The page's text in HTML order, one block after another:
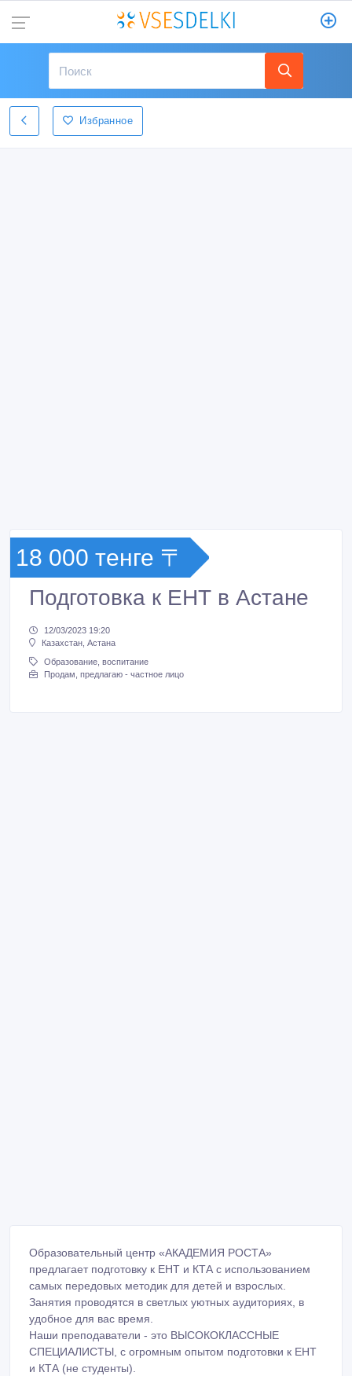
Избранное
18 000 тенге 〒
Подготовка к ЕНТ в Астане
12/03/2023 19:20
Казахстан, Астана
Образование, воспитание
Продам, предлагаю - частное лицо
Образовательный центр «АКАДЕМИЯ РОСТА»
предлагает подготовку к ЕНТ и КТА с использованием
самых передовых методик для детей и взрослых.
Занятия проводятся в светлых уютных аудиториях, в
удобное для вас время.
Наши преподаватели - это ВЫСОКОКЛАССНЫЕ
СПЕЦИАЛИСТЫ, с огромным опытом подготовки к ЕНТ
и КТА (не студенты).